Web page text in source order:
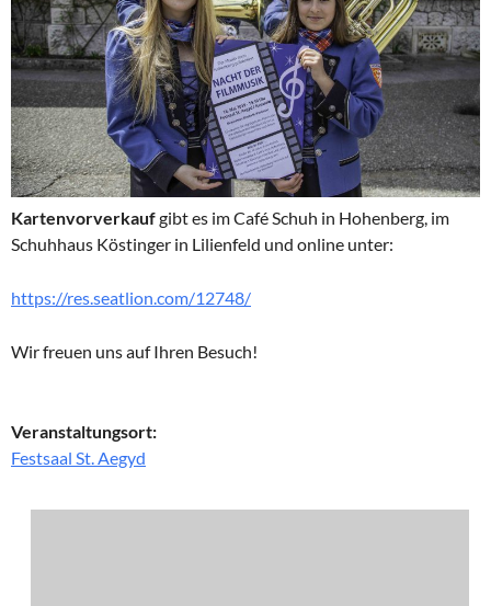
Kartenvorverkaufgibt es im Café Schuh in Hohenberg, im
Schuhhaus Köstinger in Lilienfeld und online unter:
https://res.seatlion.com/12748/
Wir freuen uns auf Ihren Besuch!
Veranstaltungsort:
Festsaal St. Aegyd